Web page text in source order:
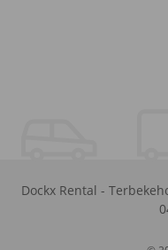
Dockx Rental -